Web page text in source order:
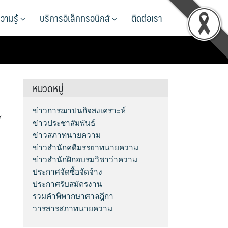
ามรู้ บริการอิเล็กทรอนิกส์ ติดต่อเรา
หมวดหมู่
ข่าวการฌาปนกิจสงเคราะห์
ข่าวประชาสัมพันธ์
ข่าวสภาทนายความ
ข่าวสำนักคดีมรรยาทนายความ
ข่าวสำนักฝึกอบรมวิชาว่าความ
ประกาศจัดซื้อจัดจ้าง
ประกาศรับสมัครงาน
รวมคำพิพากษาศาลฎีกา
วารสารสภาทนายความ